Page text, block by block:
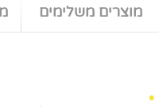
מוצרים משלימים